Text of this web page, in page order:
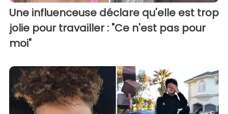
Une influenceuse déclare qu'elle est trop
jolie pour travailler : "Ce n'est pas pour
moi"